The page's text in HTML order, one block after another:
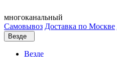
многоканальный
Самовывоз Доставка по Москве
Везде
Везде